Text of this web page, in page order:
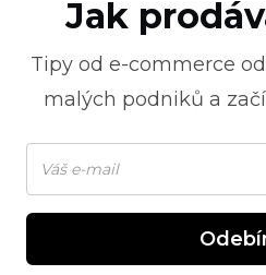
Jak
Tipy od e-commerce
malých podniků a